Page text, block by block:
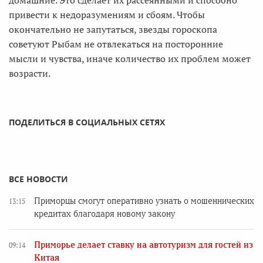
привести к недоразумениям и сбоям. Чтобы
окончательно не запутаться, звезды гороскопа
советуют Рыбам не отвлекаться на посторонние
мысли и чувства, иначе количество их проблем может
возрасти.
ПОДЕЛИТЬСЯ В СОЦИАЛЬНЫХ СЕТЯХ
ВСЕ НОВОСТИ
13:15
Приморцы смогут оперативно узнать о мошеннических
кредитах благодаря новому закону
09:14
Приморье делает ставку на автотуризм для гостей из
Китая